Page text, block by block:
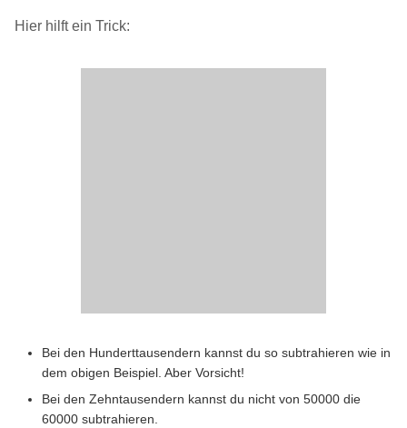
Hier hilft ein Trick:
Bei den Hunderttausendern kannst du so subtrahieren wie in
dem obigen Beispiel. Aber Vorsicht!
Bei den Zehntausendern kannst du nicht von 50000 die
60000 subtrahieren.